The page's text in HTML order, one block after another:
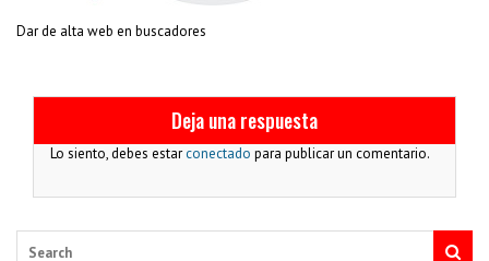
Dar de alta web en buscadores
Deja una respuesta
Lo siento, debes estarconectado para publicar un comentario.